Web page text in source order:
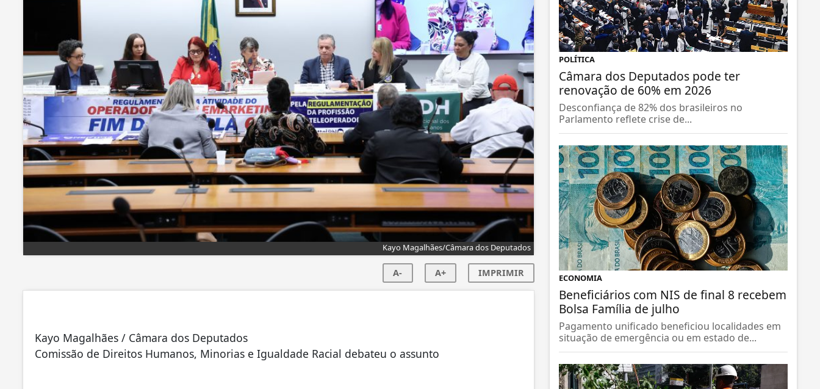
Kayo Magalhães/Câmara dos Deputados
A- A+ IMPRIMIR
Kayo Magalhães / Câmara dos Deputados
Comissão de Direitos Humanos, Minorias e Igualdade Racial debateu o assunto
POLÍTICA
Câmara dos Deputados pode ter
renovação de 60% em 2026
Desconfiança de 82% dos brasileiros no
Parlamento reflete crise de...
ECONOMIA
Beneficiários com NIS de final 8 recebem
Bolsa Família de julho
Pagamento unificado beneficiou localidades em
situação de emergência ou em estado de...